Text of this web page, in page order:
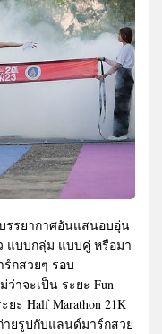
รรยากาศอันแสนอบอุ่น
แบบกลุ่ม แบบคู่ หรือมา
กสวยๆ รอบ
าจะเป็น ระยะ Fun
ยะ Half Marathon 21K
ายรูปกับแลนด์มาร์กสวย